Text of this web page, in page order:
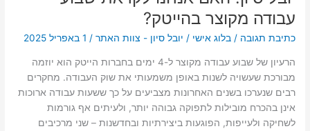
עבודה מקוצר בהייטק?
כתיבת תגובה /בלוג אישי / יובל סיון - צוות האתר/ 1 באפריל 2025
הרעיון של שבוע עבודה מקוצר ל-4 ימים בחברות הייטק הוא יוזמה
מבורכת שעשויה לשנות באופן משמעותי את שוק העבודה. מחקרים
רבים שנערכו בשנים האחרונות מצביעים על כך ששעות עבודה ארוכות
אינן בהכרח מובילות לתפוקה גבוהה יותר, ולעיתים אף גורמות
לשחיקה ולעייפות, הפוגעות ביצירתיות ובחדשנות – שני מרכיבים